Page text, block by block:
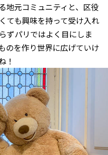
地元コミュニティと、区役
ても興味を持って受け入れ
ずパリではよく目にしま
のを作り世界に広げていけ
！